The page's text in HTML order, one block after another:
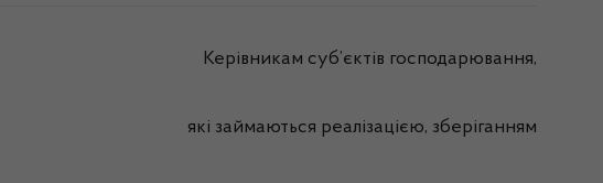
Керівникам суб’єктів господарювання,
які займаються реалізацією, зберіганням